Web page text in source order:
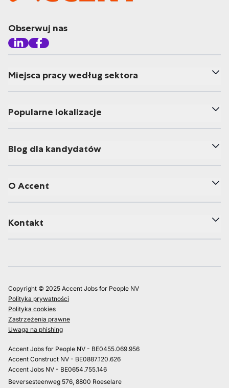
Obserwuj nas
Miejsca pracy według sektora
Popularne lokalizacje
Blog dla kandydatów
O Accent
Kontakt
Copyright © 2025 Accent Jobs for People NV
Polityka prywatności
Polityka cookies
Zastrzeżenia prawne
Uwaga na phishing
Accent Jobs for People NV - BE0455.069.956
Accent Construct NV - BE0887.120.626
Accent Jobs NV - BE0654.755.146
Beversesteenweg 576, 8800 Roeselare